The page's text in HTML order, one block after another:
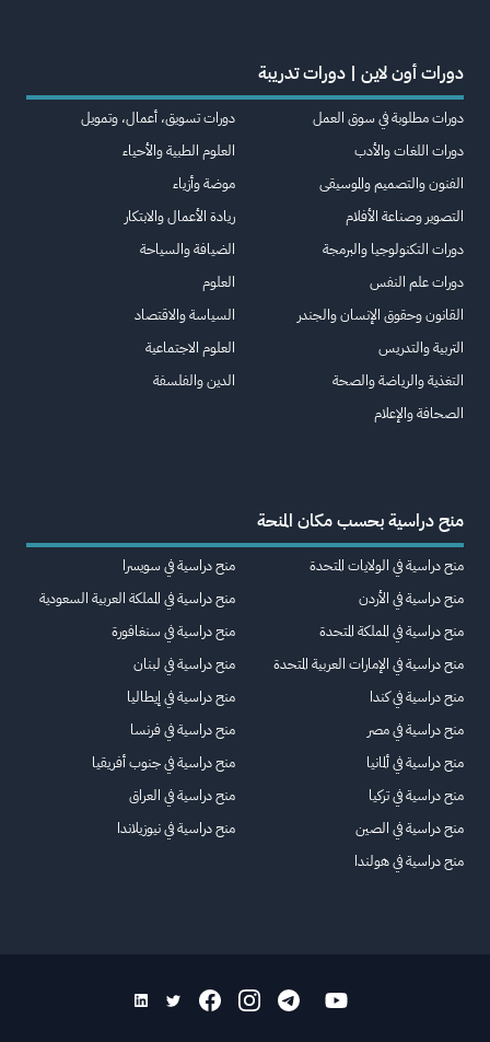
دورات أون لاين | دورات تدريبة
دورات مطلوبة في سوق العمل
دورات اللغات والأدب
الفنون والتصميم والموسيقى
التصوير وصناعة الأفلام
دورات التكنولوجيا والبرمجة
دورات علم النفس
القانون وحقوق الإنسان والجندر
التربية والتدريس
التغذية والرياضة والصحة
الصحافة والإعلام
دورات تسويق، أعمال، وتمويل
العلوم الطبية والأحياء
موضة وأزياء
ريادة الأعمال والابتكار
الضيافة والسياحة
العلوم
السياسة والاقتصاد
العلوم الاجتماعية
الدين والفلسفة
منح دراسية بحسب مكان المنحة
منح دراسية في الولايات المتحدة
منح دراسية في الأردن
منح دراسية في المملكة المتحدة
منح دراسية في الإمارات العربية المتحدة
منح دراسية في كندا
منح دراسية في مصر
منح دراسية في ألمانيا
منح دراسية في تركيا
منح دراسية في الصين
منح دراسية في هولندا
منح دراسية في سويسرا
منح دراسية في المملكة العربية السعودية
منح دراسية في سنغافورة
منح دراسية في لبنان
منح دراسية في إيطاليا
منح دراسية في فرنسا
منح دراسية في جنوب أفريقيا
منح دراسية في العراق
منح دراسية في نيوزيلاندا